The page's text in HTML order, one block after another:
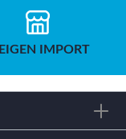
EIGEN IMPORT